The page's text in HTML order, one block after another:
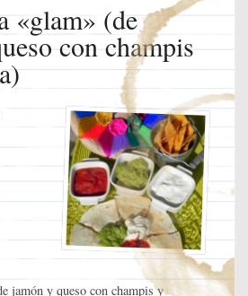
«glam» (de
con champis
jamón y queso con champis y